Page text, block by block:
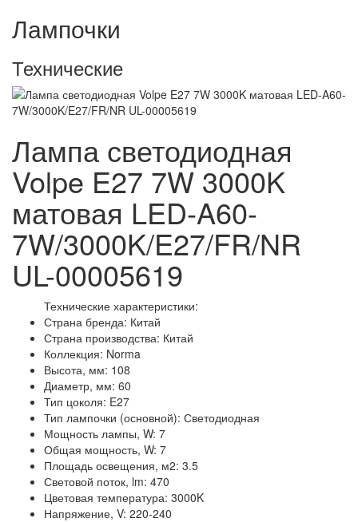
Лампочки
Технические
Лампа светодиодная
Volpe E27 7W 3000K
матовая LED-A60-
7W/3000K/E27/FR/NR
UL-00005619
Технические характеристики:
Страна бренда: Китай
Страна производства: Китай
Коллекция: Norma
Высота, мм: 108
Диаметр, мм: 60
Тип цоколя: E27
Тип лампочки (основной): Светодиодная
Мощность лампы, W: 7
Общая мощность, W: 7
Площадь освещения, м2: 3.5
Световой поток, lm: 470
Цветовая температура: 3000K
Напряжение, V: 220-240